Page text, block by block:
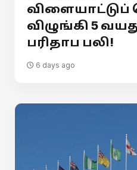
விழுங்கி 5
பரிதாப பலி!
6 days ago